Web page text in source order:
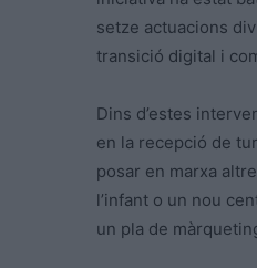
setze actuacions
transició digital i
Dins d’estes
en la recepció de
posar en marxa
l’infant o un nou
un pla de